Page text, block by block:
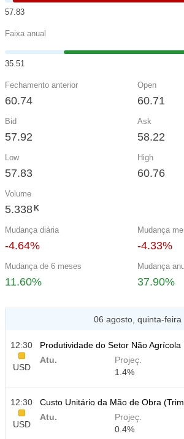
57.83
Faixa anual
35.51
Fechamento anterior
60.74
Open
60.71
Bid
57.92
Ask
58.22
Low
57.83
High
60.76
Volume
5.338 K
Mudança diária
-4.64%
Mudança
-4.33%
Mudança de 6 meses
11.60%
Mudança
37.90%
06 agosto, quinta-feira
12:30
USD
Produtividade do Setor Não Agrícola
Atu.
Projeç.
1.4%
12:30
USD
Custo Unitário da Mão de Obra
Atu.
Projeç.
0.4%